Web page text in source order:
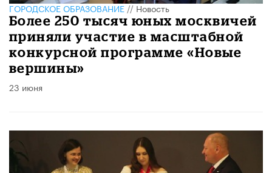
ГОРОДСКОЕ ОБРАЗОВАНИЕ//Новость
Более 250 тысяч юных москвичей
приняли участие в масштабной
конкурсной программе «Новые
вершины»
23 июня